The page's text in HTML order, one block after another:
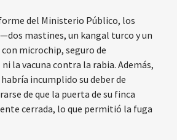
del Ministerio Público, los
mastines, un kangal turco y un
microchip, seguro de
la vacuna contra la rabia. Además,
incumplido su deber de
de que la puerta de su finca
cerrada, lo que permitió la fuga